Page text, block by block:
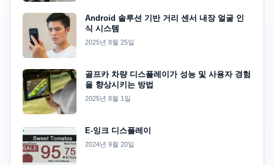
Android 솔루션 기반 거리 센서 내장 얼굴 인
식 시스템
2025년 8월 25일
골프카 차량 디스플레이가 성능 및 사용자 경험
을 향상시키는 방법
2025년 8월 1일
E-잉크 디스플레이
2024년 9월 20일